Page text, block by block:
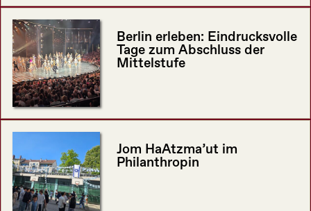
Berlin erleben: Eindrucksvolle
Tage zum Abschluss der
Mittelstufe
Jom HaAtzma’ut im
Philanthropin